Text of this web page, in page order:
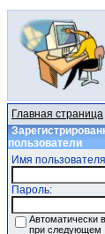
Главная страница
пользователи
Имя
Пароль:
Автоматически
при следующем